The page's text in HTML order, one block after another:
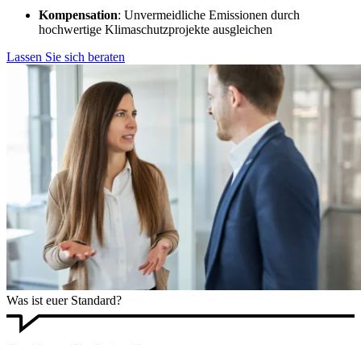
Kompensation: Unvermeidliche Emissionen durch
hochwertige Klimaschutzprojekte ausgleichen
Lassen Sie sich beraten
Was ist euer Standard?